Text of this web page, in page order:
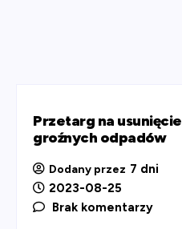
Przetarg na usunięcie
groźnych odpadów
Dodany przez 7 dni
2023-08-25
Brak komentarzy